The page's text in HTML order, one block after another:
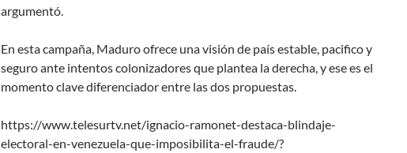
argumentó.
En esta campaña, Maduro ofrece una visión de país estable, pacifico y
seguro ante intentos colonizadores que plantea la derecha, y ese es el
momento clave diferenciador entre las dos propuestas.
https://www.telesurtv.net/ignacio-ramonet-destaca-blindaje-
electoral-en-venezuela-que-imposibilita-el-fraude/?